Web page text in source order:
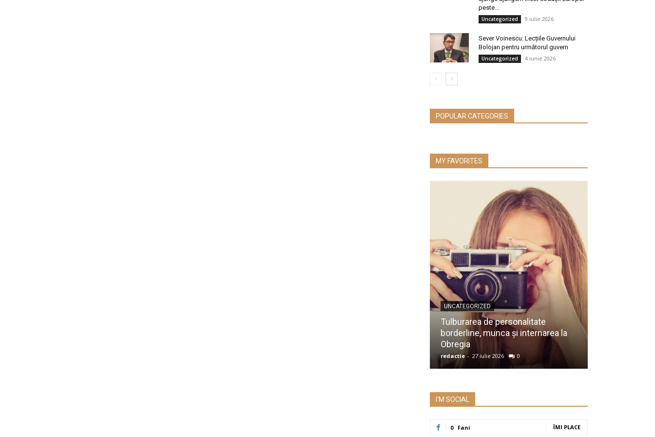
peste...
Uncategorized 9 iulie 2026
Sever Voinescu: Lecțiile Guvernului
Bolojan pentru următorul guvern
Uncategorized 4 iunie 2026
POPULAR CATEGORIES
MY FAVORITES
UNCATEGORIZED
Tulburarea de personalitate
borderline, munca și internarea la
Obregia
redactie - 27 iulie 2026 0
I'M SOCIAL
0 Fani ÎMI PLACE